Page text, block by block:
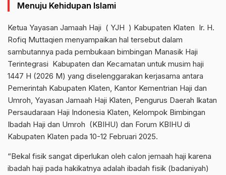
Menuju Kehidupan Islami
Ketua Yayasan Jamaah Haji ( YJH ) Kabupaten Klaten Ir. H.
Rofiq Muttaqien menyampaikan hal tersebut dalam
sambutannya pada pembukaan bimbingan Manasik Haji
Terintegrasi Kabupaten dan Kecamatan untuk musim haji
1447 H (2026 M) yang diselenggarakan kerjasama antara
Pemerintah Kabupaten Klaten, Kantor Kementrian Haji dan
Umroh, Yayasan Jamaah Haji Klaten, Pengurus Daerah Ikatan
Persaudaraan Haji Indonesia Klaten, Kelompok Bimbingan
Ibadah Haji dan Umroh (KBIHU) dan Forum KBIHU di
Kabupaten Klaten pada 10-12 Februari 2025.
“Bekal fisik sangat diperlukan oleh calon jemaah haji karena
ibadah haji pada hakikatnya adalah ibadah fisik (badaniyah)